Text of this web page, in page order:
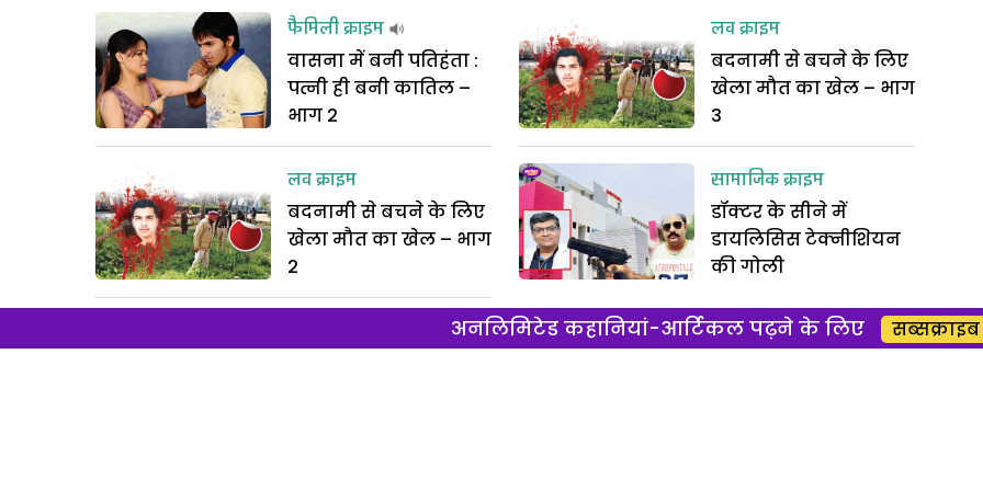
फैमिली क्राइम
वासना में बनी पतिहंता :
पत्नी ही बनी कातिल –
भाग 2
लव क्राइम
बदनामी से बचने के लिए
खेला मौत का खेल – भाग
3
लव क्राइम
बदनामी से बचने के लिए
खेला मौत का खेल – भाग
2
सामाजिक क्राइम
डॉक्टर के सीने में
डायलिसिस टेक्नीशियन
की गोली
अनलिमिटेड कहानियां-आर्टिकल पढ़ने के लिए